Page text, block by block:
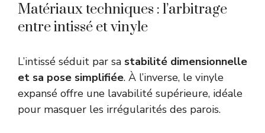
Matériaux techniques : l’arbitrage
entre intissé et vinyle
L’intissé séduit par sa stabilité dimensionnelle
et sa pose simplifiée. À l’inverse, le vinyle
expansé offre une lavabilité supérieure, idéale
pour masquer les irrégularités des parois.